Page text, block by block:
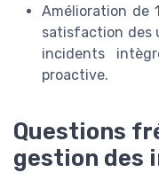
Amélioration de
satisfaction des
incidents
proactive.
Questions
gestion des